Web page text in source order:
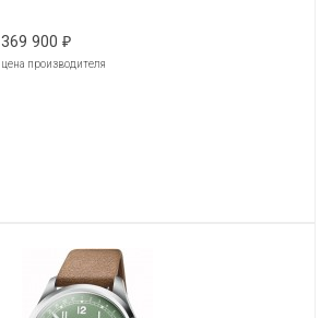
369 900 ₽
цена производителя